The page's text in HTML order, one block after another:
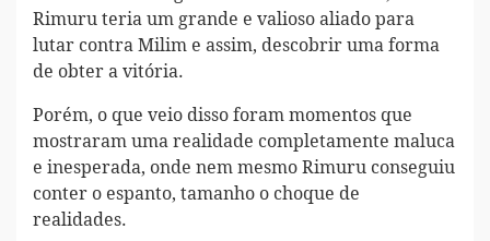
Rimuru teria um grande e valioso aliado para
lutar contra Milim e assim, descobrir uma forma
de obter a vitória.
Porém, o que veio disso foram momentos que
mostraram uma realidade completamente maluca
e inesperada, onde nem mesmo Rimuru conseguiu
conter o espanto, tamanho o choque de
realidades.